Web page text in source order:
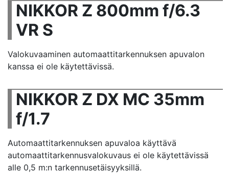
NIKKOR Z 800mm f/6.3
VR S
Valokuvaaminen automaattitarkennuksen apuvalon
kanssa ei ole käytettävissä.
NIKKOR Z DX MC 35mm
f/1.7
Automaattitarkennuksen apuvaloa käyttävä
automaattitarkennusvalokuvaus ei ole käytettävissä
alle 0,5 m:n tarkennusetäisyyksillä.